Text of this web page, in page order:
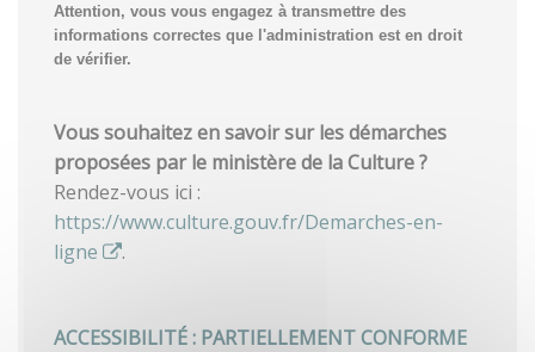
Attention, vous vous engagez à transmettre des
informations correctes que l'administration est en droit
de vérifier.
Vous souhaitez en savoir sur les démarches
proposées par le ministère de la Culture ?
Rendez-vous ici :
https://www.culture.gouv.fr/Demarches-en-
ligne
.
ACCESSIBILITÉ : PARTIELLEMENT CONFORME